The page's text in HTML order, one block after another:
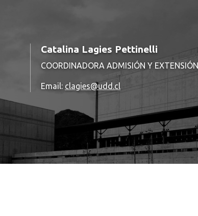
Catalina Lagies Pettinelli
COORDINADORA ADMISIÓN Y EXTENSIÓN
Email: clagies@udd.cl